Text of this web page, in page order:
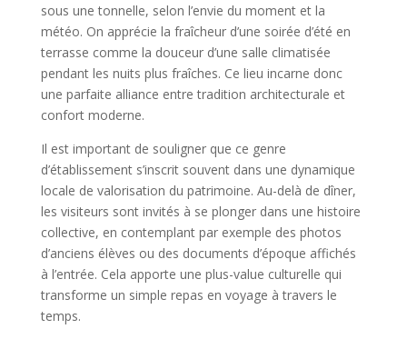
sous une tonnelle, selon l’envie du moment et la
météo. On apprécie la fraîcheur d’une soirée d’été en
terrasse comme la douceur d’une salle climatisée
pendant les nuits plus fraîches. Ce lieu incarne donc
une parfaite alliance entre tradition architecturale et
confort moderne.
Il est important de souligner que ce genre
d’établissement s’inscrit souvent dans une dynamique
locale de valorisation du patrimoine. Au-delà de dîner,
les visiteurs sont invités à se plonger dans une histoire
collective, en contemplant par exemple des photos
d’anciens élèves ou des documents d’époque affichés
à l’entrée. Cela apporte une plus-value culturelle qui
transforme un simple repas en voyage à travers le
temps.